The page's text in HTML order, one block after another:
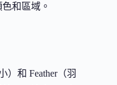
和區域。
）和 Feather（羽